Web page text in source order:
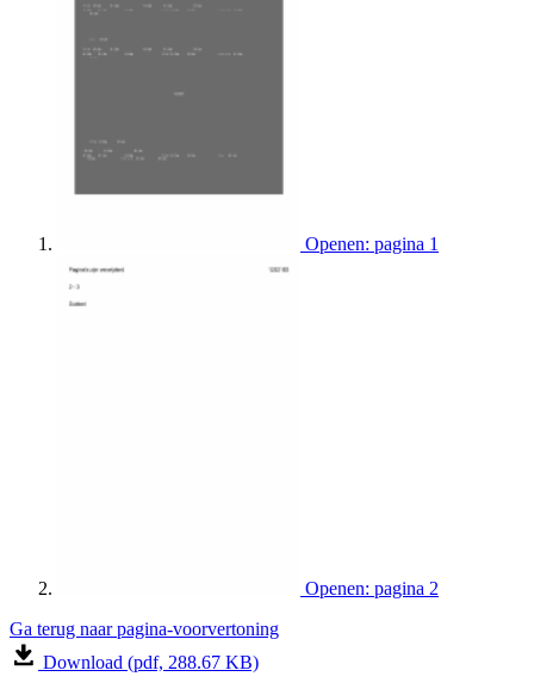
Openen: pagina 1
Openen: pagina 2
Ga terug naar pagina-voorvertoning
Download (pdf, 288.67 KB)